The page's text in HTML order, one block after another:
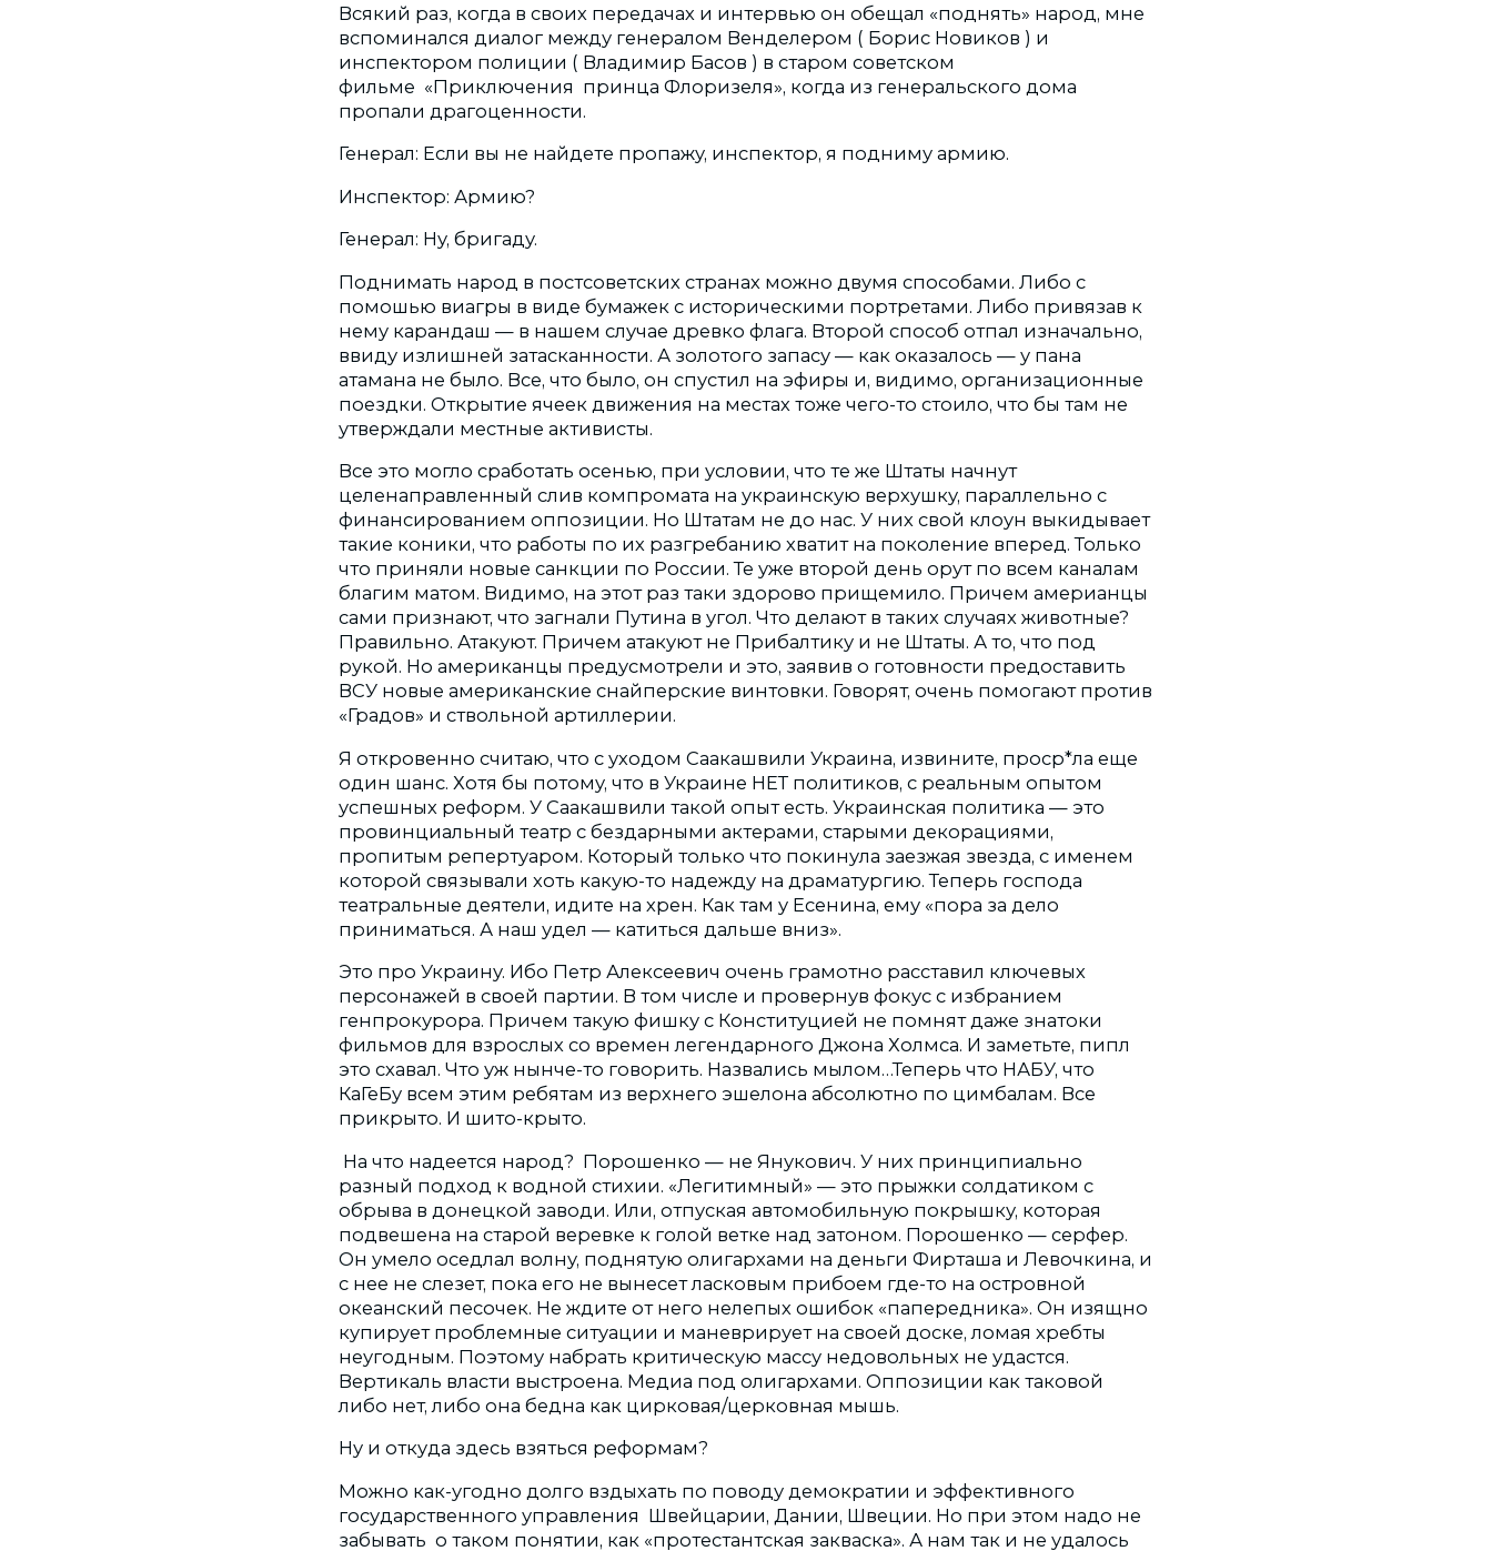
Всякий раз, когда в своих передачах и интервью он обещал «поднять» народ, мне
вспоминался диалог между генералом Венделером ( Борис Новиков ) и
инспектором полиции ( Владимир Басов ) в старом советском
фильме «Приключения принца Флоризеля», когда из генеральского дома
пропали драгоценности.
Генерал: Если вы не найдете пропажу, инспектор, я подниму армию.
Инспектор: Армию?
Генерал: Ну, бригаду.
Поднимать народ в постсоветских странах можно двумя способами. Либо с
помошью виагры в виде бумажек с историческими портретами. Либо привязав к
нему карандаш — в нашем случае древко флага. Второй способ отпал изначально,
ввиду излишней затасканности. А золотого запасу — как оказалось — у пана
атамана не было. Все, что было, он спустил на эфиры и, видимо, организационные
поездки. Открытие ячеек движения на местах тоже чего-то стоило, что бы там не
утверждали местные активисты.
Все это могло сработать осенью, при условии, что те же Штаты начнут
целенаправленный слив компромата на украинскую верхушку, параллельно с
финансированием оппозиции. Но Штатам не до нас. У них свой клоун выкидывает
такие коники, что работы по их разгребанию хватит на поколение вперед. Только
что приняли новые санкции по России. Те уже второй день орут по всем каналам
благим матом. Видимо, на этот раз таки здорово прищемило. Причем америанцы
сами признают, что загнали Путина в угол. Что делают в таких случаях животные?
Правильно. Атакуют. Причем атакуют не Прибалтику и не Штаты. А то, что под
рукой. Но американцы предусмотрели и это, заявив о готовности предоставить
ВСУ новые американские снайперские винтовки. Говорят, очень помогают против
«Градов» и ствольной артиллерии.
Я откровенно считаю, что с уходом Саакашвили Украина, извините, проср*ла еще
один шанс. Хотя бы потому, что в Украине НЕТ политиков, с реальным опытом
успешных реформ. У Саакашвили такой опыт есть. Украинская политика — это
провинциальный театр с бездарными актерами, старыми декорациями,
пропитым репертуаром. Который только что покинула заезжая звезда, с именем
которой связывали хоть какую-то надежду на драматургию. Теперь господа
театральные деятели, идите на хрен. Как там у Есенина, ему «пора за дело
приниматься. А наш удел — катиться дальше вниз».
Это про Украину. Ибо Петр Алексеевич очень грамотно расставил ключевых
персонажей в своей партии. В том числе и провернув фокус с избранием
генпрокурора. Причем такую фишку с Конституцией не помнят даже знатоки
фильмов для взрослых со времен легендарного Джона Холмса. И заметьте, пипл
это схавал. Что уж нынче-то говорить. Назвались мылом…Теперь что НАБУ, что
КаГеБу всем этим ребятам из верхнего эшелона абсолютно по цимбалам. Все
прикрыто. И шито-крыто.
На что надеется народ? Порошенко — не Янукович. У них принципиально
разный подход к водной стихии. «Легитимный» — это прыжки солдатиком с
обрыва в донецкой заводи. Или, отпуская автомобильную покрышку, которая
подвешена на старой веревке к голой ветке над затоном. Порошенко — серфер.
Он умело оседлал волну, поднятую олигархами на деньги Фирташа и Левочкина, и
с нее не слезет, пока его не вынесет ласковым прибоем где-то на островной
океанский песочек. Не ждите от него нелепых ошибок «папередника». Он изящно
купирует проблемные ситуации и маневрирует на своей доске, ломая хребты
неугодным. Поэтому набрать критическую массу недовольных не удастся.
Вертикаль власти выстроена. Медиа под олигархами. Оппозиции как таковой
либо нет, либо она бедна как цирковая/церковная мышь.
Ну и откуда здесь взяться реформам?
Можно как-угодно долго вздыхать по поводу демократии и эффективного
государственного управления Швейцарии, Дании, Швеции. Но при этом надо не
забывать о таком понятии, как «протестантская закваска». А нам так и не удалось